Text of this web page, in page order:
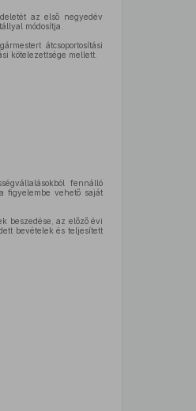
az első negyedév
módosítja.
átcsoportosítási
kötelezettsége mellett.
fennálló
figyelembe vehető saját
beszedése, az előző évi
bevételek és teljesített